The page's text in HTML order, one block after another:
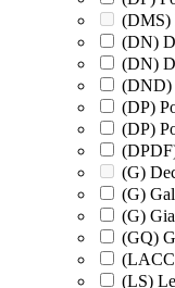
(DMS)
(DN)
(DN)
(DND)
(DP)
(DP)
(G)
(G)
(G)
(GQ)
(LS)